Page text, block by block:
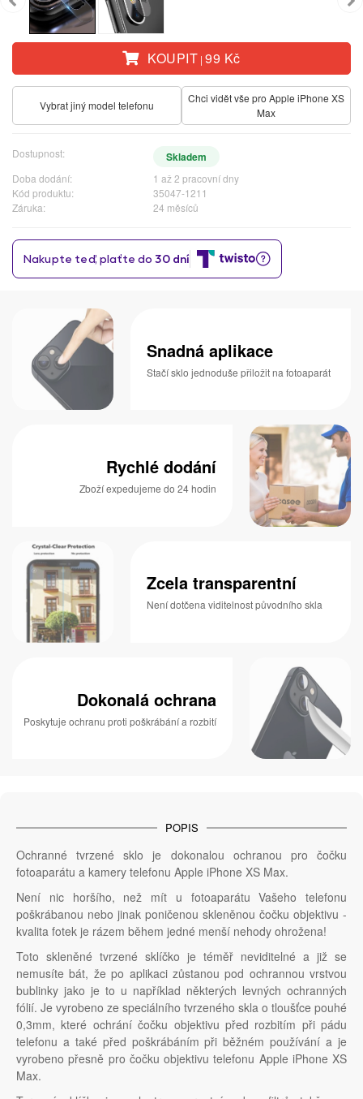
KOUPIT |99 Kč
Vybrat jiný model telefonu
Chci vidět vše pro Apple iPhone XS
Max
Dostupnost: Skladem
Doba dodání:
1 až 2 pracovní dny
Kód produktu:
35047-1211
Záruka:
24 měsíců
Snadná aplikace
Stačí sklo jednoduše přiložit na fotoaparát
Rychlé dodání
Zboží expedujeme do 24 hodin
Zcela transparentní
Není dotčena viditelnost původního skla
Dokonalá ochrana
Poskytuje ochranu proti poškrábání a rozbití
POPIS
Ochranné tvrzené sklo je dokonalou ochranou pro čočku
fotoaparátu a kamery telefonu Apple iPhone XS Max.
Není nic horšího, než mít u fotoaparátu Vašeho telefonu
poškrábanou nebo jinak poničenou skleněnou čočku objektivu -
kvalita fotek je rázem během jedné menší nehody ohrožena!
Toto skleněné tvrzené sklíčko je téměř neviditelné a již se
nemusíte bát, že po aplikaci zůstanou pod ochrannou vrstvou
bublinky jako je to u například některých levných ochranných
fólií. Je vyrobeno ze speciálního tvrzeného skla o tloušťce pouhé
0,3mm, které ochrání čočku objektivu před rozbitím při pádu
telefonu a také před poškrábáním při běžném používání a je
vyrobeno přesně pro čočku objektivu telefonu Apple iPhone XS
Max.